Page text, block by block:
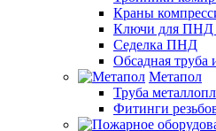
Краны
Ключи для ПНД
Седелка ПНД
Обсадная труба
Метапол
Труба
Фитинги